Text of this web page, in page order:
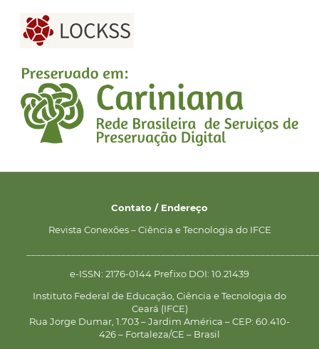
Contato / Endereço
Revista Conexões – Ciência e Tecnologia do IFCE
e-ISSN: 2176-0144 Prefixo DOI: 10.21439
Instituto Federal de Educação, Ciência e Tecnologia do
Ceará (IFCE)
Rua Jorge Dumar, 1.703 – Jardim América – CEP: 60.410-
426 – Fortaleza/CE – Brasil